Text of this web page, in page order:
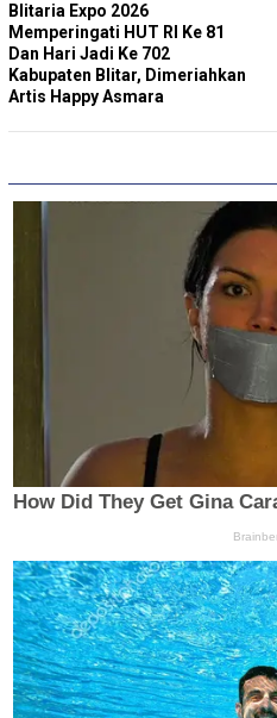
Blitaria Expo 2026
Memperingati HUT RI Ke 81
Dan Hari Jadi Ke 702
Kabupaten Blitar, Dimeriahkan
Artis Happy Asmara